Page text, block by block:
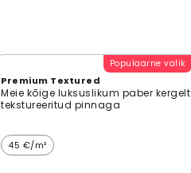
Populaarne valik
Premium Textured
Meie kõige luksuslikum paber kergelt
tekstureeritud pinnaga
45 €/m²